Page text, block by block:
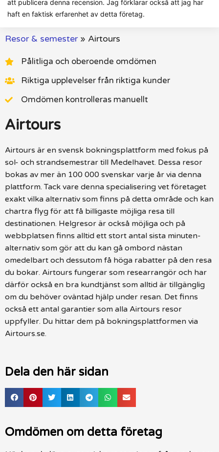
att publicera denna recension. Jag förklarar också att jag har
haft en faktisk erfarenhet av detta företag.
Resor & semester» Airtours
Pålitliga och oberoende omdömen
Riktiga upplevelser från riktiga kunder
Omdömen kontrolleras manuellt
Airtours
Airtours är en svensk bokningsplattform med fokus på
sol- och strandsemestrar till Medelhavet. Dessa resor
bokas av mer än 100 000 svenskar varje år via denna
plattform. Tack vare denna specialisering vet företaget
exakt vilka alternativ som finns på detta område och kan
chartra flyg för att få billigaste möjliga resa till
destinationen. Helgresor är också möjliga och på
webbplatsen finns alltid ett stort antal sista minuten-
alternativ som gör att du kan gå ombord nästan
omedelbart och dessutom få höga rabatter på den resa
du bokar. Airtours fungerar som researrangör och har
därför också en bra kundtjänst som alltid är tillgänglig
om du behöver oväntad hjälp under resan. Det finns
också ett antal garantier som alla Airtours resor
uppfyller. Du hittar dem på bokningsplattformen via
Airtours.se.
Dela den här sidan
Omdömen om detta företag